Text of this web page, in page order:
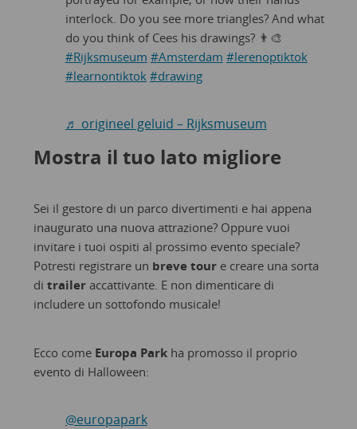
interlock. Do you see more triangles? And what
do you think of Cees his drawings? 👨‍🎨
#Rijksmuseum #Amsterdam #lerenoptiktok
#learnontiktok #drawing
♬ origineel geluid – Rijksmuseum
Mostra il tuo lato migliore
Sei il gestore di un parco divertimenti e hai appena
inaugurato una nuova attrazione? Oppure vuoi
invitare i tuoi ospiti al prossimo evento speciale?
Potresti registrare un breve toure creare una sorta
di traileraccattivante. E non dimenticare di
includere un sottofondo musicale!
Ecco come Europa Parkha promosso il proprio
evento di Halloween:
@europapark